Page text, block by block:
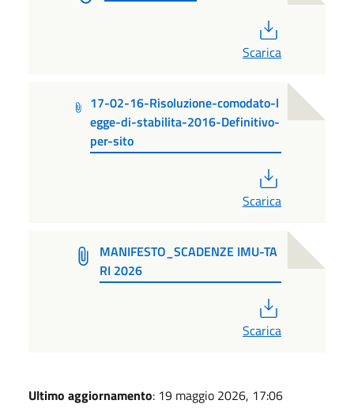
Scarica
17-02-16-Risoluzione-comodato-l
egge-di-stabilita-2016-Definitivo-
per-sito
Scarica
MANIFESTO_SCADENZE IMU-TA
RI 2026
Scarica
Ultimo aggiornamento: 19 maggio 2026, 17:06